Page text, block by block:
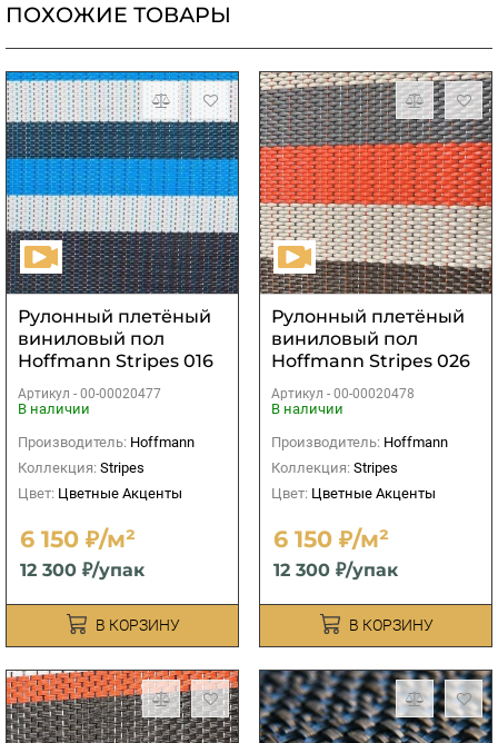
ПОХОЖИЕ ТОВАРЫ
Рулонный плетёный
виниловый пол
Hoffmann Stripes 016
Артикул - 00-00020477
В наличии
Производитель: Hoffmann
Коллекция: Stripes
Цвет: Цветные Акценты
6 150 ₽/м²
12 300 ₽/упак
В КОРЗИНУ
Рулонный плетёный
виниловый пол
Hoffmann Stripes 026
Артикул - 00-00020478
В наличии
Производитель: Hoffmann
Коллекция: Stripes
Цвет: Цветные Акценты
6 150 ₽/м²
12 300 ₽/упак
В КОРЗИНУ